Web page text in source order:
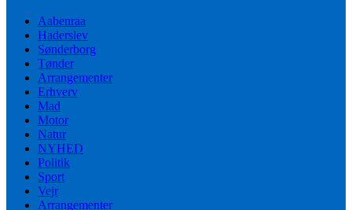
Aabenraa
Haderslev
Sønderborg
Tønder
Arrangementer
Erhverv
Mad
Motor
Natur
NYHED
Politik
Sport
Vejr
Arrangementer